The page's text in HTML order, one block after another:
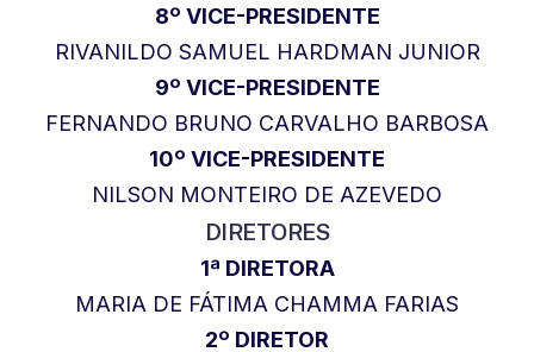
8º VICE-PRESIDENTE
RIVANILDO SAMUEL HARDMAN JUNIOR
9º VICE-PRESIDENTE
FERNANDO BRUNO CARVALHO BARBOSA
10º VICE-PRESIDENTE
NILSON MONTEIRO DE AZEVEDO
DIRETORES
1ª DIRETORA
MARIA DE FÁTIMA CHAMMA FARIAS
2º DIRETOR